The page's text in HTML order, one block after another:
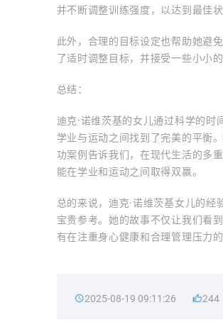
并不断调整训练强度，以达到最佳状
此外，合理的目标设定也帮助她避
了适时调整目标，并接受一些小小
总结：
迪克·诺维茨基的女儿通过科学的
学业与运动之间找到了完美的平衡
功案例告诉我们，在现代生活的多
能在学业和运动之间取得双赢。
总的来说，迪克·诺维茨基女儿的
宝贵参考。她的故事不仅让我们看
有在注重身心健康和合理管理压力
2025-08-19 09:11:26 244